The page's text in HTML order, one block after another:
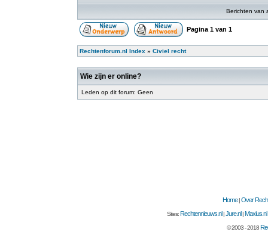
Berichten van
Pagina 1 van 1
Rechtenforum.nl Index » Civiel recht
Wie zijn er online?
Leden op dit forum: Geen
Home|Over
Sites:Rechtennieuws.nl |Jure.nl |Maxius.nl
© 2003 - 2018